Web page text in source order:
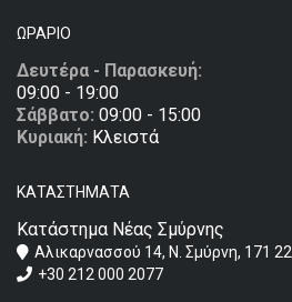
ΩΡΆΡΙΟ
Δευτέρα - Παρασκευή:
09:00 - 19:00
Σάββατο: 09:00 - 15:00
Κυριακή: Κλειστά
ΚΑΤΑΣΤΉΜΑΤΑ
Κατάστημα Νέας Σμύρνης
Αλικαρνασσού 14, Ν. Σμύρνη, 171 22
+30 212 000 2077